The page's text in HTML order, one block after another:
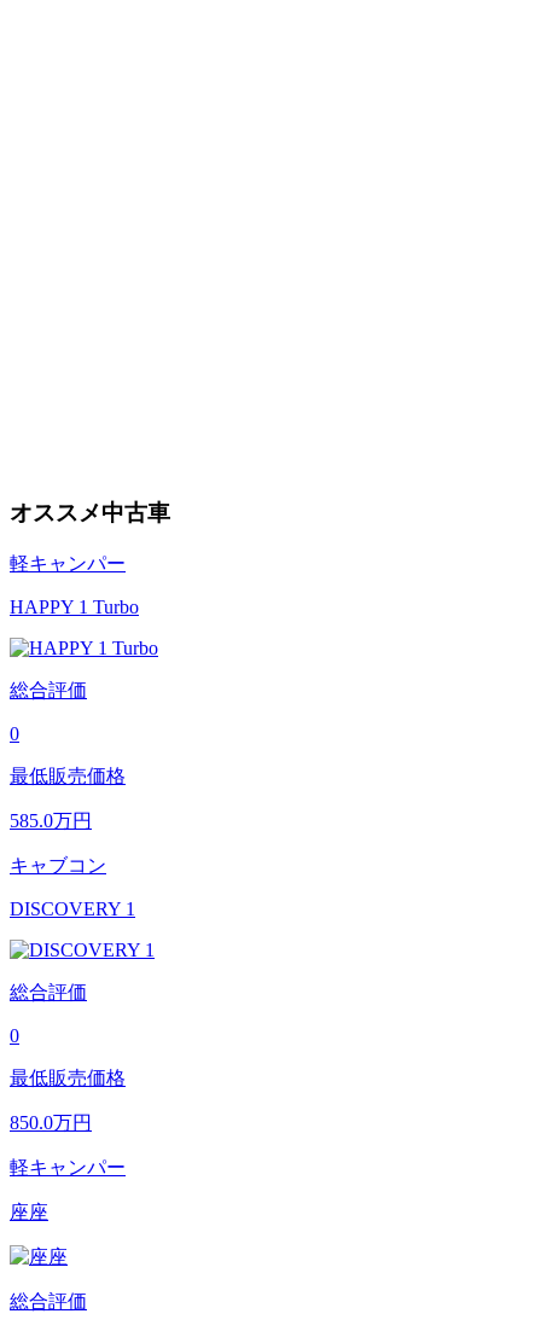
オススメ中古車
軽キャンパー
HAPPY 1 Turbo
総合評価
0
最低販売価格
585.0万円
キャブコン
DISCOVERY 1
総合評価
0
最低販売価格
850.0万円
軽キャンパー
座座
総合評価